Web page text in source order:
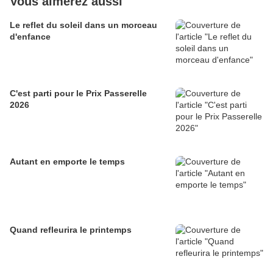
Le reflet du soleil dans un morceau
d'enfance
C'est parti pour le Prix Passerelle
2026
Autant en emporte le temps
Quand refleurira le printemps